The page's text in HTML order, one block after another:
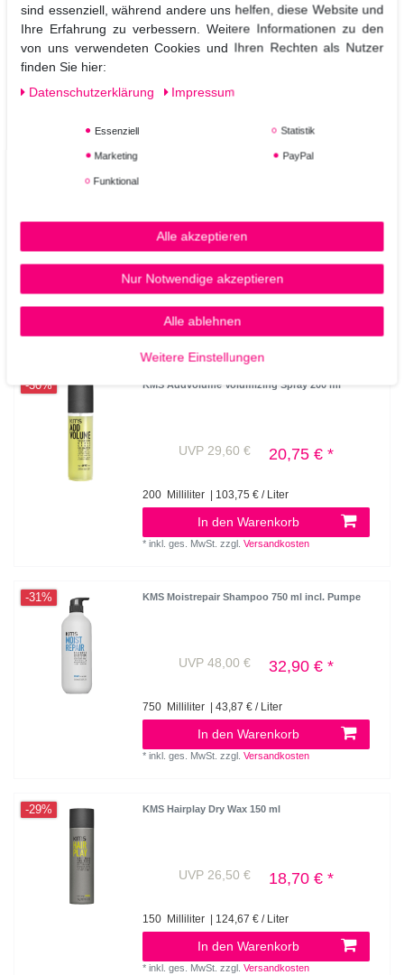
Ähnliche Artikel
-30% KMS Addvolume Volumizing Spray 200 ml
UVP 29,60 € 20,75 € *
200 Milliliter | 103,75 € / Liter
In den Warenkorb
*inkl. ges. MwSt. zzgl.Versandkosten
-31% KMS Moistrepair Shampoo 750 ml incl. Pumpe
UVP 48,00 € 32,90 € *
750 Milliliter | 43,87 € / Liter
In den Warenkorb
*inkl. ges. MwSt. zzgl.Versandkosten
-29% KMS Hairplay Dry Wax 150 ml
UVP 26,50 € 18,70 € *
150 Milliliter | 124,67 € / Liter
In den Warenkorb
*inkl. ges. MwSt. zzgl.Versandkosten
sind essenziell, während andere uns helfen, diese Website und
Ihre Erfahrung zu verbessern. Weitere Informationen zu den
von uns verwendeten Cookies und Ihren Rechten als Nutzer
finden Sie hier:
Daten­schutz­erklärung
Impressum
Essenziell Statistik
Marketing PayPal
Funktional
Alle akzeptieren
Nur Notwendige akzeptieren
Alle ablehnen
Weitere Einstellungen